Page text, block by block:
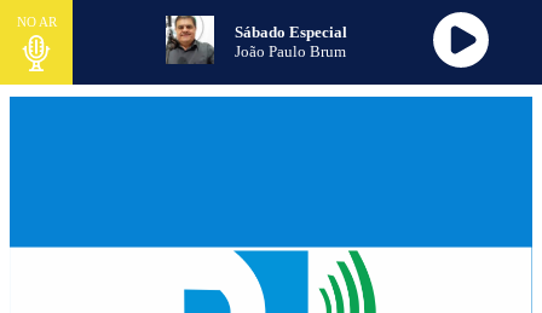
NO AR
Sábado Especial
João Paulo Brum